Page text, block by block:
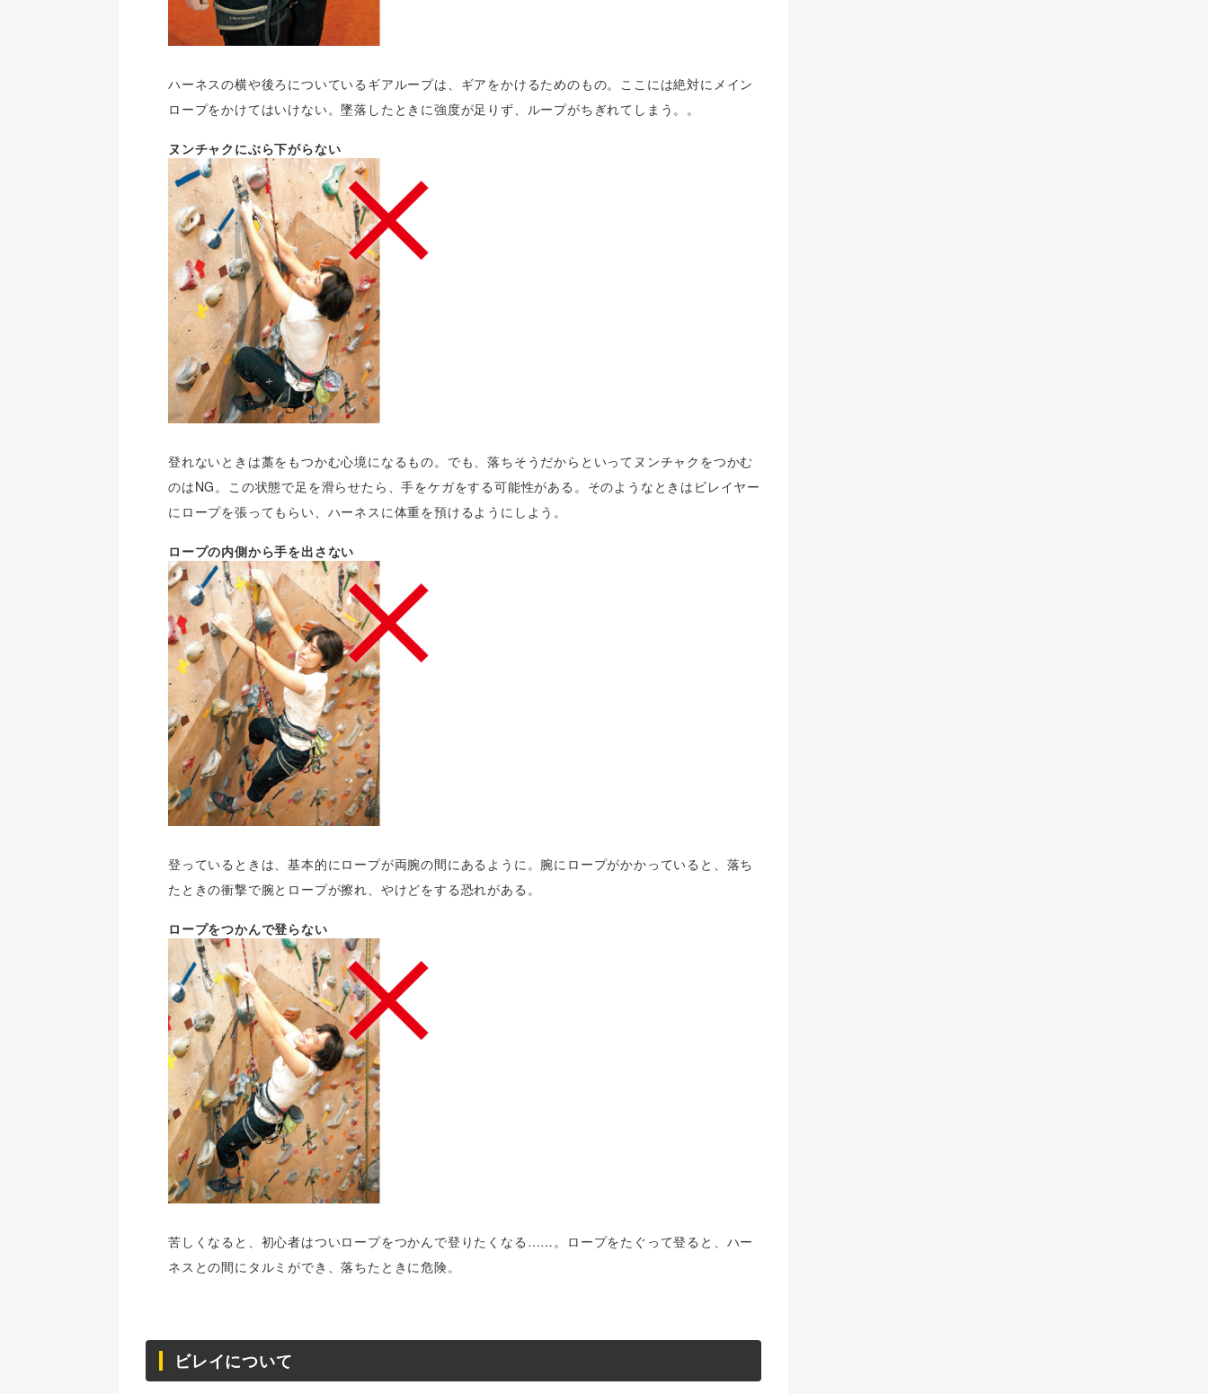
ハーネスの横や後ろについているギアループは、ギアをかけるためのもの。ここには絶対にメイン
ロープをかけてはいけない。墜落したときに強度が足りず、ループがちぎれてしまう。。
ヌンチャクにぶら下がらない
登れないときは藁をもつかむ心境になるもの。でも、落ちそうだからといってヌンチャクをつかむ
のはNG。この状態で足を滑らせたら、手をケガをする可能性がある。そのようなときはビレイヤー
にロープを張ってもらい、ハーネスに体重を預けるようにしよう。
ロープの内側から手を出さない
登っているときは、基本的にロープが両腕の間にあるように。腕にロープがかかっていると、落ち
たときの衝撃で腕とロープが擦れ、やけどをする恐れがある。
ロープをつかんで登らない
苦しくなると、初心者はついロープをつかんで登りたくなる……。ロープをたぐって登ると、ハー
ネスとの間にタルミができ、落ちたときに危険。
ビレイについて